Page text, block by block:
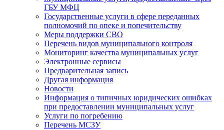
ГБУ МФЦ
Государственные услуги в сфере переданных
полномочий по опеке и попечительству
Меры поддержки СВО
Перечень видов муниципального контроля
Мониторинг качества муниципальных услуг
Электронные сервисы
Предварительная запись
Другая информация
Новости
Информация о типичных юридических ошибках
при предоставлении муниципальных услуг
Услуги по погребению
Перечень МСЗУ